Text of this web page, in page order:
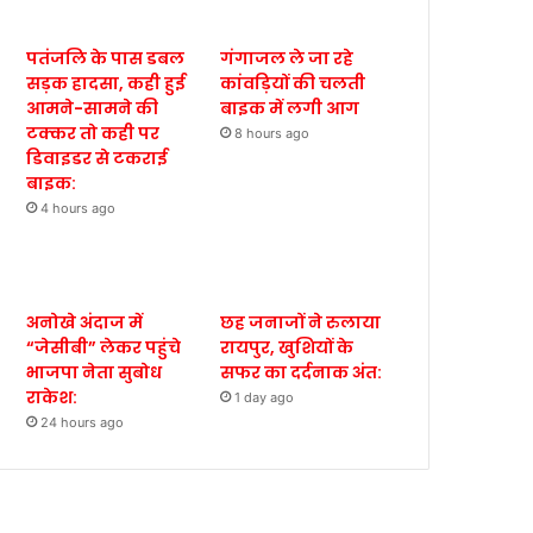
पतंजलि के पास डबल
सड़क हादसा, कही हुई
आमने-सामने की
टक्कर तो कही पर
डिवाइडर से टकराई
बाइक:
4 hours ago
गंगाजल ले जा रहे
कांवड़ियों की चलती
बाइक में लगी आग
8 hours ago
अनोखे अंदाज में
“जेसीबी” लेकर पहुंचे
भाजपा नेता सुबोध
राकेश:
24 hours ago
छह जनाजों ने रुलाया
रायपुर, खुशियों के
सफर का दर्दनाक अंत:
1 day ago